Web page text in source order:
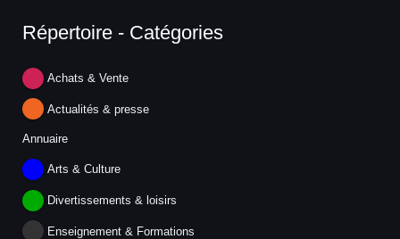
Répertoire - Catégories
Achats & Vente
Actualités & presse
Annuaire
Arts & Culture
Divertissements & loisirs
Enseignement & Formations